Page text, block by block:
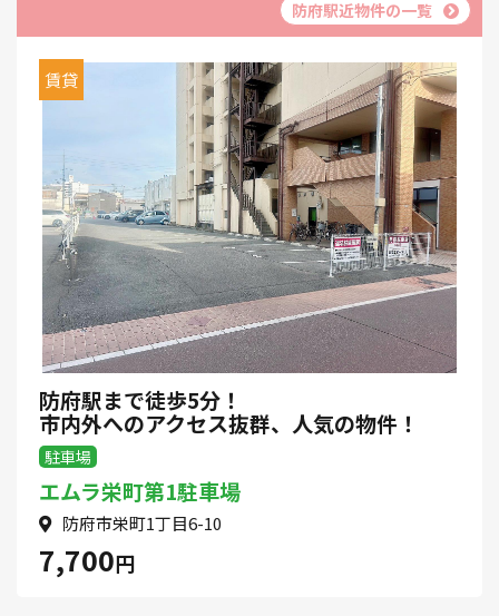
防府駅近物件の一覧
賃貸
防府駅まで徒歩5分！
市内外へのアクセス抜群、人気の物件！
駐車場
エムラ栄町第1駐車場
防府市栄町1丁目6-10
7,700円